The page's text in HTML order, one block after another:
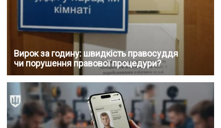
Вирок за годину: швидкість правосуддя
чи порушення правової процедури?